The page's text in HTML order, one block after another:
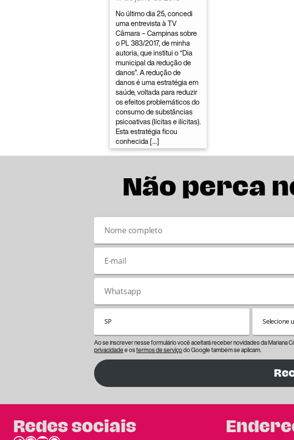
No último dia 25, concedi
uma entrevista à TV
Câmara – Campinas sobre
o PL 383/2017, de minha
autoria, que institui o “Dia
municipal da redução de
danos”. A redução de
danos é uma estratégia em
saúde, voltada para reduzir
os efeitos problemáticos do
consumo de substâncias
psicoativas (lícitas e ilícitas).
Esta estratégia ficou
conhecida […]
Não perca
Ao se inscrever nesse formulário você aceitará receber novidades da Mariana
privacidadee ostermos de serviçodo Google também se aplicam.
Redes sociais